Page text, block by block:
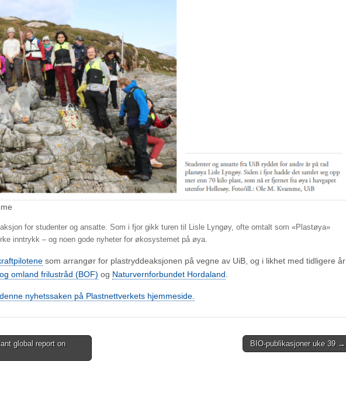
for studenter og ansatte. Som i fjor gikk turen til Lisle Lyngøy, ofte omtalt som «Plastøya»
inntrykk – og noen gode nyheter for økosystemet på øya.
som arrangør for plastryddeaksjonen på vegne av UiB, og i likhet med tidligere år
omland frilustråd (BOF) og Naturvernforbundet Hordaland
nyhetssaken på Plastnettverkets hjemmeside.
global report on
BIO-publikasjoner uke 39 →